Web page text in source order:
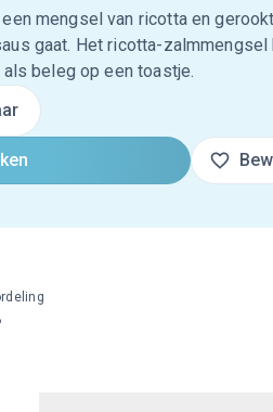
mengsel van ricotta en
gaat. Het ricotta-zalmmengsel
beleg op een toastje.